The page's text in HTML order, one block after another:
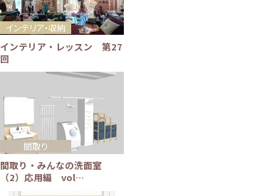
インテリア・レッスン 第27
回
インテリア・収納
間取り・みんなの洗面室
（2）応用編 vol…
間取り